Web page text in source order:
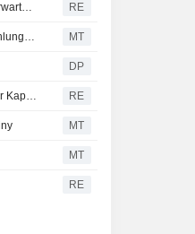
RE
MT
DP
RE
MT
MT
RE